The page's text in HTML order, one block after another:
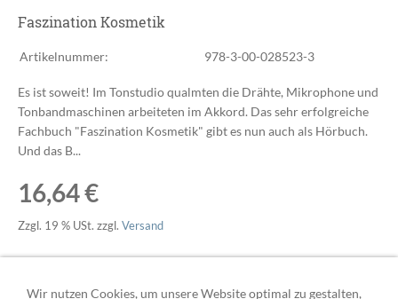
Faszination Kosmetik
Artikelnummer: 978-3-00-028523-3
Es ist soweit! Im Tonstudio qualmten die Drähte, Mikrophone und
Tonbandmaschinen arbeiteten im Akkord. Das sehr erfolgreiche
Fachbuch "Faszination Kosmetik" gibt es nun auch als Hörbuch.
Und das B...
16,64 €
Zzgl. 19 % USt. zzgl. Versand
Sofort ab Lager
Wir nutzen Cookies, um unsere Website optimal zu gestalten,